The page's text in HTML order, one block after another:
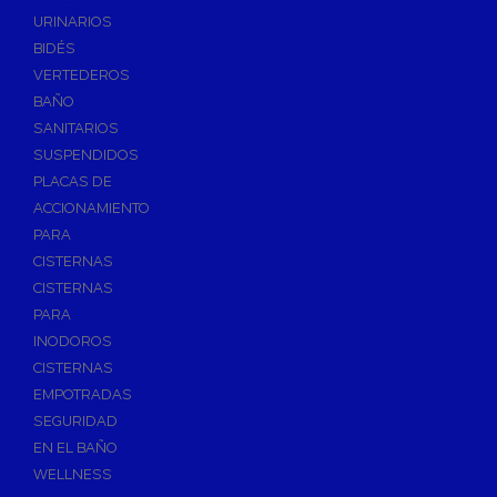
Válvulas de Esfera
Válvulas de Escuadra y Lavadora
Válvulas Reductoras de Presión
Válvulas de Retención
Electroválvulas
Válvulas de Compuerta
Válvulas de Contadores
Llaves de Paso
Accesorios de Valvulería
Calderines
Herramientas y Vestuario
Adhesivos Instantaneos
Selladores y Masillas
URINARIOS
BIDÉS
VERTEDEROS
BAÑO
SANITARIOS
SUSPENDIDOS
PLACAS DE
ACCIONAMIENTO
PARA
CISTERNAS
CISTERNAS
PARA
INODOROS
CISTERNAS
EMPOTRADAS
SEGURIDAD
EN EL BAÑO
WELLNESS